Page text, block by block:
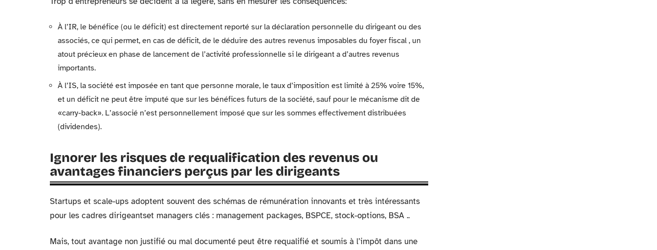
À l’IR, le bénéfice (ou le déficit) est directement reporté sur la déclaration personnelle du dirigeant ou des
associés, ce qui permet, en cas de déficit, de le déduire des autres revenus imposables du foyer fiscal , un
atout précieux en phase de lancement de l’activité professionnelle si le dirigeant a d’autres revenus
importants.
À l’IS, la société est imposée en tant que personne morale, le taux d’imposition est limité à 25% voire 15%,
et un déficit ne peut être imputé que sur les bénéfices futurs de la société, sauf pour le mécanisme dit de
«carry-back». L’associé n’est personnellement imposé que sur les sommes effectivement distribuées
(dividendes).
Ignorer les risques de requalification des revenus ou
avantages financiers perçus par les dirigeants
Startups et scale-ups adoptent souvent des schémas de rémunération innovants et très intéressants
pour les cadres dirigeantset managers clés : management packages, BSPCE, stock-options, BSA ..
Mais, tout avantage non justifié ou mal documenté peut être requalifié et soumis à l’impôt dans une